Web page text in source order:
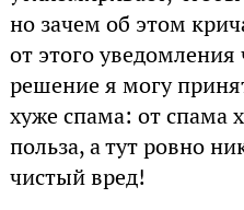
но зачем об этом
от этого уведомления
решение я могу
хуже спама: от спама
польза, а тут ровно
чистый вред!